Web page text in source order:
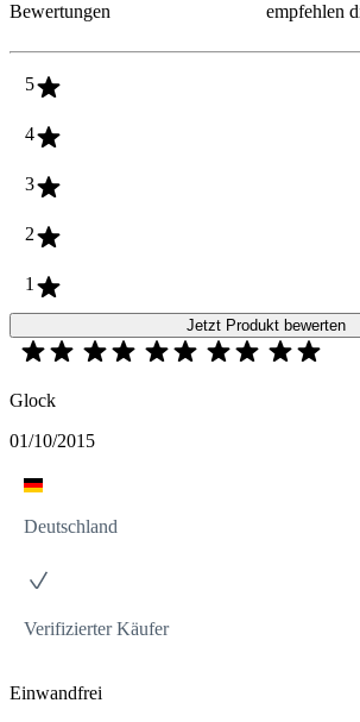
Bewertungen
empfehlen
5
4
3
2
1
Jetzt Produkt bewerten
Glock
01/10/2015
Deutschland
Verifizierter Käufer
Einwandfrei